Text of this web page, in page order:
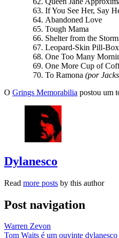
If You See Her, Say
Abandoned Love
Tough Mama
Shelter from the Storm
Leopard-Skin Pill-
One Too Many
One More Cup of
To Ramona (por
O Grings Memorabilia postou um
Dylanesco
Read more posts by this author
Post navigation
Warren Zevon
Tom Waits é um ouvinte dylanesco